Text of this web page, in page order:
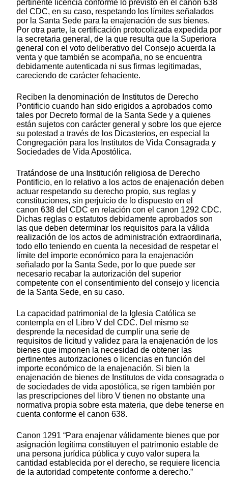
pertinente licencia conforme lo previsto en el canon 638
del CDC, en su caso, respetando los límites señalados
por la Santa Sede para la enajenación de sus bienes.
Por otra parte, la certificación protocolizada expedida por
la secretaria general, de la que resulta que la Superiora
general con el voto deliberativo del Consejo acuerda la
venta y que también se acompaña, no se encuentra
debidamente autenticada ni sus firmas legitimadas,
careciendo de carácter fehaciente.
Reciben la denominación de Institutos de Derecho
Pontificio cuando han sido erigidos a aprobados como
tales por Decreto formal de la Santa Sede y a quienes
están sujetos con carácter general y sobre los que ejerce
su potestad a través de los Dicasterios, en especial la
Congregación para los Institutos de Vida Consagrada y
Sociedades de Vida Apostólica.
Tratándose de una Institución religiosa de Derecho
Pontificio, en lo relativo a los actos de enajenación deben
actuar respetando su derecho propio, sus reglas y
constituciones, sin perjuicio de lo dispuesto en el
canon 638 del CDC en relación con el canon 1292 CDC.
Dichas reglas o estatutos debidamente aprobados son
las que deben determinar los requisitos para la válida
realización de los actos de administración extraordinaria,
todo ello teniendo en cuenta la necesidad de respetar el
límite del importe económico para la enajenación
señalado por la Santa Sede, por lo que puede ser
necesario recabar la autorización del superior
competente con el consentimiento del consejo y licencia
de la Santa Sede, en su caso.
La capacidad patrimonial de la Iglesia Católica se
contempla en el Libro V del CDC. Del mismo se
desprende la necesidad de cumplir una serie de
requisitos de licitud y validez para la enajenación de los
bienes que imponen la necesidad de obtener las
pertinentes autorizaciones o licencias en función del
importe económico de la enajenación. Si bien la
enajenación de bienes de Institutos de vida consagrada o
de sociedades de vida apostólica, se rigen también por
las prescripciones del libro V tienen no obstante una
normativa propia sobre esta materia, que debe tenerse en
cuenta conforme el canon 638.
Canon 1291 “Para enajenar válidamente bienes que por
asignación legítima constituyen el patrimonio estable de
una persona jurídica pública y cuyo valor supera la
cantidad establecida por el derecho, se requiere licencia
de la autoridad competente conforme a derecho.”